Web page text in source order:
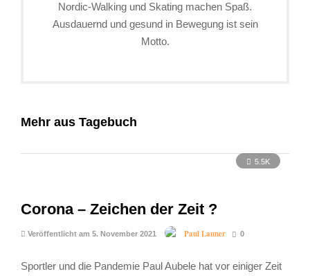
Nordic-Walking und Skating machen Spaß.
Ausdauernd und gesund in Bewegung ist sein
Motto.
Mehr aus Tagebuch
5.5K
Corona – Zeichen der Zeit ?
Veröffentlicht am 5. November 2021 Paul Launer 0
Sportler und die Pandemie Paul Aubele hat vor einiger Zeit